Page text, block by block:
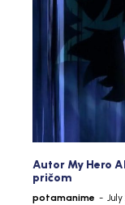
Autor My Hero
pričom
potamanime -